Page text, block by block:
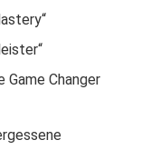
Game Changer